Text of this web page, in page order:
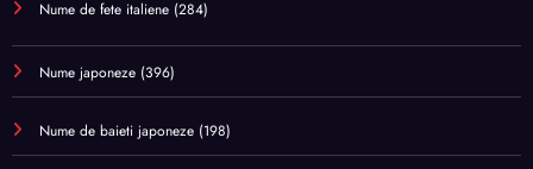
Nume de fete italiene (284)
Nume japoneze (396)
Nume de baieti japoneze (198)